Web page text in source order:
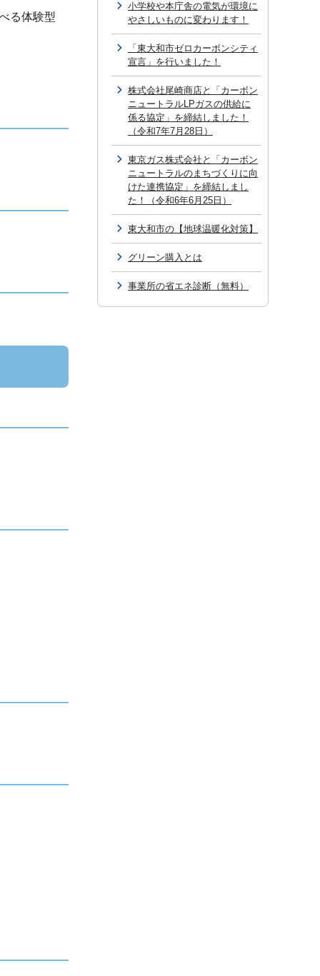
る体験型
小学校や本庁舎の電気が環境に
やさしいものに変わります！
「東大和市ゼロカーボンシティ
宣言」を行いました！
株式会社尾崎商店と「カーボン
ニュートラルLPガスの供給に
係る協定」を締結しました！
（令和7年7月28日）
東京ガス株式会社と「カーボン
ニュートラルのまちづくりに向
けた連携協定」を締結しまし
た！（令和6年6月25日）
東大和市の【地球温暖化対策】
グリーン購入とは
事業所の省エネ診断（無料）